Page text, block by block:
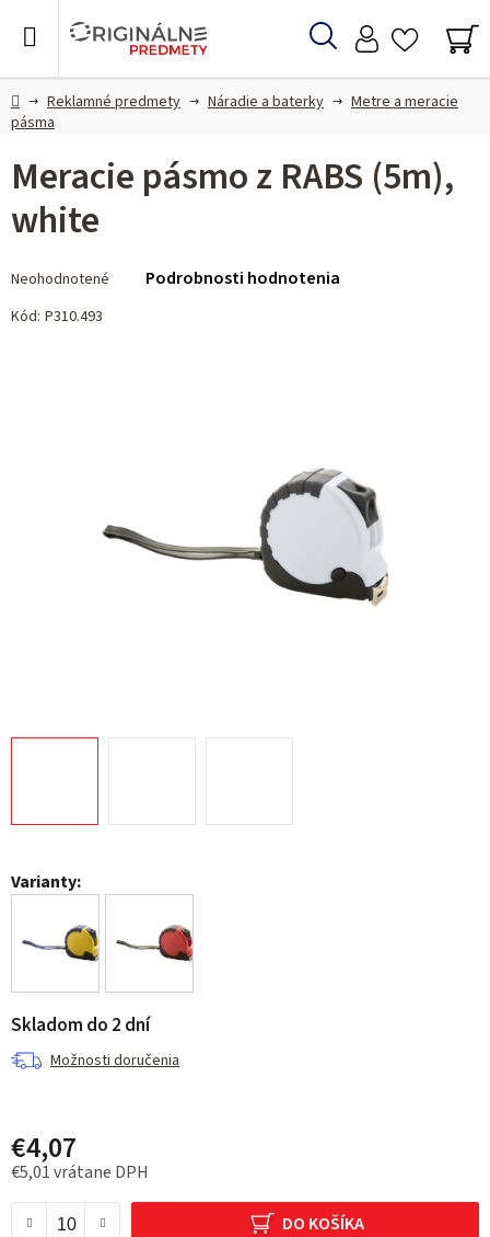
Hľadať
DomovReklamné predmety Náradie a baterky
Metre a meracie
pásma
Varianty:
Skladom do 2 dní
Možnosti doručenia
€4,07
€5,01 vrátane DPH
DO KOŠÍKA
Meracie pásmo z RABS (5m),
white
hodnotenie
produktu
Neohodnotené Podrobnosti hodnotenia
Kód: P310.493